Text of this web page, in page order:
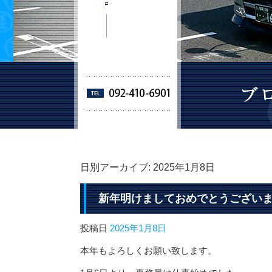
日別アーカイブ: 2025年1月8日
新年明けましておめでとうござい
投稿日 2025年1月8日
本年もよろしくお願い致します。